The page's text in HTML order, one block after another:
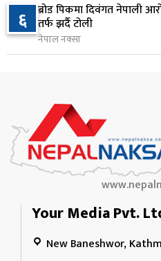
१० राप्रपाको निर्णय:
१ दिन अघि
६ ब्रोड पिकमा दिवंगत नेपाली
तर्फ झर्दै टोली
नेपाल नक्सा
Your Media Pvt.
New Baneshwor,